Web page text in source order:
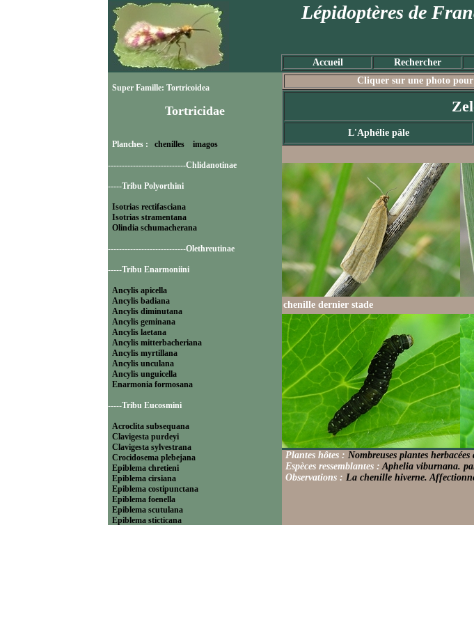
Lépidoptères de
Accueil Rechercher
Super Famille: Tortricoidea
Tortricidae
Planches : chenilles imagos
----------------------------Chlidanotinae
-----Tribu Polyorthini
Isotrias rectifasciana
Isotrias stramentana
Olindia schumacherana
----------------------------Olethreutinae
-----Tribu Enarmoniini
Ancylis apicella
Ancylis badiana
Ancylis diminutana
Ancylis geminana
Ancylis laetana
Ancylis mitterbacheriana
Ancylis myrtillana
Ancylis unculana
Ancylis unguicella
Enarmonia formosana
-----Tribu Eucosmini
Acroclita subsequana
Clavigesta purdeyi
Clavigesta sylvestrana
Crocidosema plebejana
Epiblema chretieni
Epiblema cirsiana
Epiblema costipunctana
Epiblema foenella
Epiblema scutulana
Epiblema sticticana
Cliquer sur une photo
L'Aphélie pâle
chenille dernier stade
Plantes hôtes : Nombreuses plantes
Espèces ressemblantes :Aphelia viburnana.
Observations : La chenille hiverne.